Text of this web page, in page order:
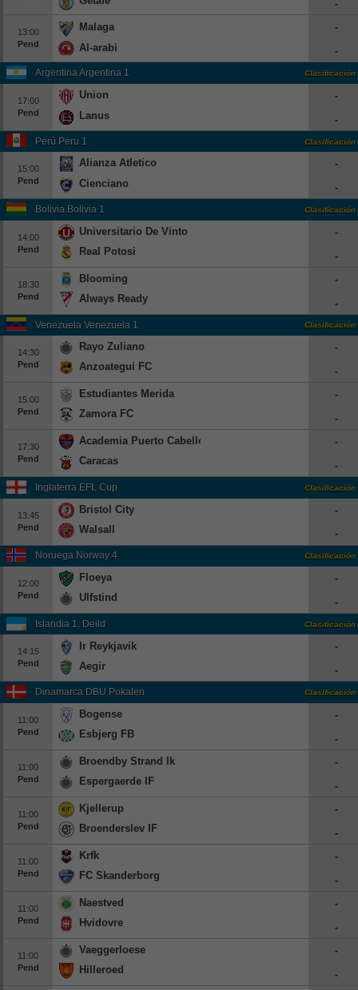
-
13:00
Pend
Malaga
Al-arabi
-
-
Argentina Argentina 1 Clasificación
17:00
Pend
Union
Lanus
-
-
Perú Peru 1 Clasificación
15:00
Pend
Alianza Atletico
Cienciano
-
-
Bolivia Bolivia 1 Clasificación
14:00
Pend
Universitario De Vinto
Real Potosi
-
-
18:30
Pend
Blooming
Always Ready
-
-
Venezuela Venezuela 1 Clasificación
14:30
Pend
Rayo Zuliano
Anzoategui FC
-
-
15:00
Pend
Estudiantes Merida
Zamora FC
-
-
17:30
Pend
Academia Puerto Cabello
Caracas
-
-
Inglaterra EFL Cup Clasificación
13:45
Pend
Bristol City
Walsall
-
-
Noruega Norway 4 Clasificación
12:00
Pend
Floeya
Ulfstind
-
-
Islandia 1. Deild Clasificación
14:15
Pend
Ir Reykjavik
Aegir
-
-
Dinamarca DBU Pokalen Clasificación
11:00
Pend
Bogense
Esbjerg FB
-
-
11:00
Pend
Broendby Strand Ik
Espergaerde IF
-
-
11:00
Pend
Kjellerup
Broenderslev IF
-
-
11:00
Pend
Krfk
FC Skanderborg
-
-
11:00
Pend
Naestved
Hvidovre
-
-
11:00
Pend
Vaeggerloese
Hilleroed
-
-
Europa League
Supercopa Europa
Partidos amistosos
Partidos televisados
Baloncesto
Europa
Euroliga
España
ACB
Estados Unidos
Hockey
Fútbol Americano
Clasificación
Casas de Apuestas